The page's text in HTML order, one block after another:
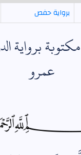
برواية حفص
برواية
عمرو